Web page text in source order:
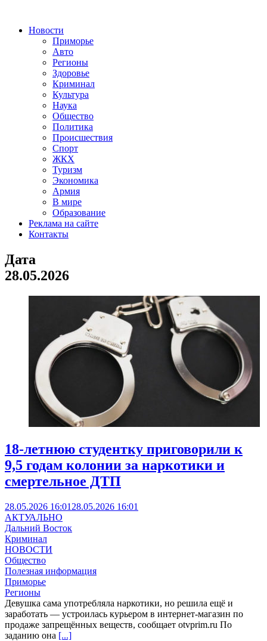
Новости
Приморье
Авто
Регионы
Здоровье
Криминал
Культура
Наука
Общество
Политика
Происшествия
Спорт
ЖКХ
Туризм
Экономика
Армия
В мире
Образование
Реклама на сайте
Контакты
Дата
28.05.2026
18-летнюю студентку приговорили к
9,5 годам колонии за наркотики и
смертельное ДТП
28.05.2026 16:01 28.05.2026 16:01
АКТУАЛЬНО
Дальний Восток
Криминал
НОВОСТИ
Общество
Полезная информация
Приморье
Регионы
Девушка сама употребляла наркотики, но решила ещё и
заработать — устроилась курьером в интернет-магазин по
продаже запрещённых веществ, сообщает otvprim.ru По
заданию она [...]